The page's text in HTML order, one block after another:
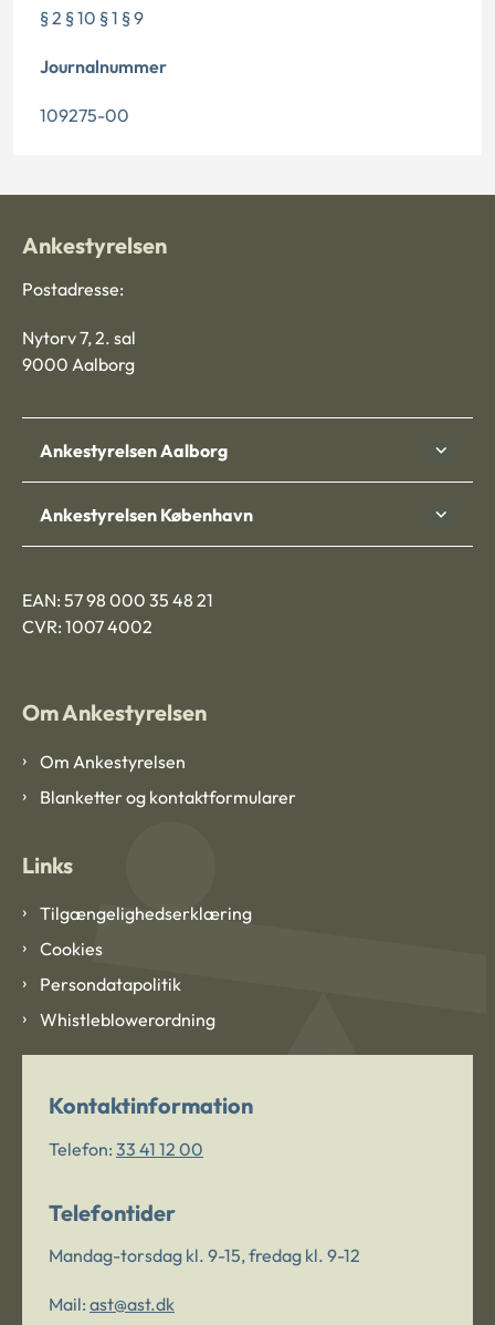
§ 2 § 10 § 1 § 9
Journalnummer
109275-00
Ankestyrelsen
Postadresse:
Nytorv 7, 2. sal
9000 Aalborg
Ankestyrelsen Aalborg
Ankestyrelsen København
EAN: 57 98 000 35 48 21
CVR: 1007 4002
Om Ankestyrelsen
Om Ankestyrelsen
Blanketter og kontaktformularer
Links
Tilgængelighedserklæring
Cookies
Persondatapolitik
Whistleblowerordning
Kontaktinformation
Telefon: 33 41 12 00
Telefontider
Mandag-torsdag kl. 9-15, fredag kl. 9-12
Mail: ast@ast.dk